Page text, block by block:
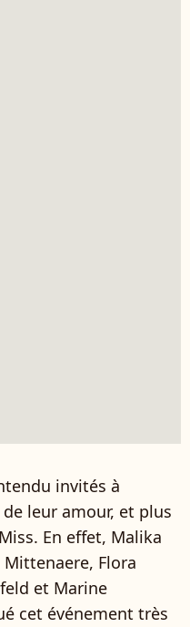
invités à
leur amour, et plus
En effet, Malika
Flora
et Marine
cet événement très